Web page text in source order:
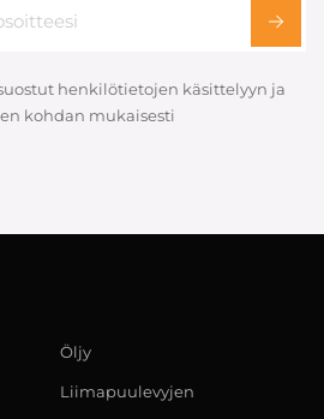
henkilötietojen käsittelyyn ja
kohdan mukaisesti
Öljy
Liimapuulevyjen